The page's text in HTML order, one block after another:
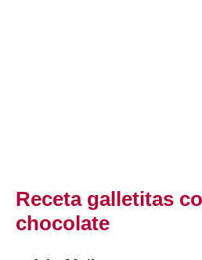
Receta galletitas
chocolate